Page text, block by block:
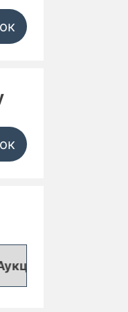
заявок", де